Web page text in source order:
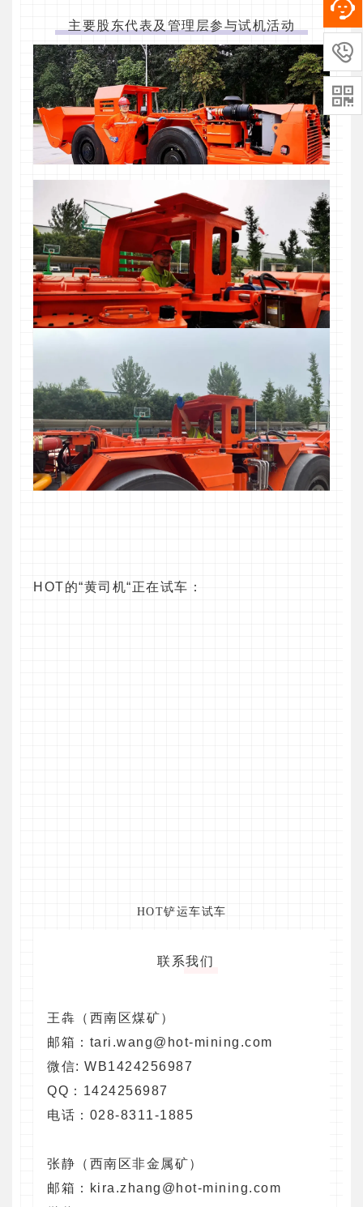
主要股东代表及管理层参与试机活动
HOT的“黄司机“正在试车：
HOT铲运车试车
联系我们
王犇（西南区煤矿）
邮箱：tari.wang@hot-mining.com
微信: WB1424256987
QQ：1424256987
电话：028-8311-1885
张静（西南区非金属矿）
邮箱：kira.zhang@hot-mining.com

